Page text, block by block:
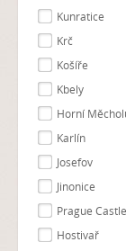
Kunratice
Krč
Košíře
Kbely
Horní
Karlín
Josefov
Jinonice
Prague
Hostivař